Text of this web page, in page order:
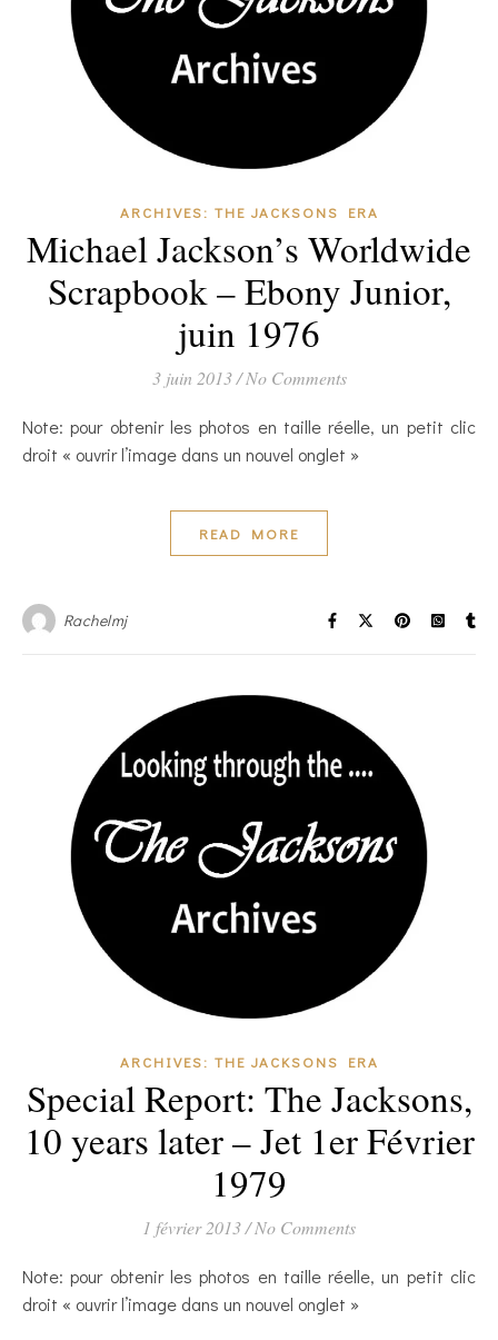
ARCHIVES: THE JACKSONS ERA
Michael Jackson’s Worldwide
Scrapbook – Ebony Junior,
juin 1976
3 juin 2013 / No Comments
Note: pour obtenir les photos en taille réelle, un petit clic
droit « ouvrir l’image dans un nouvel onglet »
READ MORE
Rachelmj
ARCHIVES: THE JACKSONS ERA
Special Report: The Jacksons,
10 years later – Jet 1er Février
1979
1 février 2013/ No Comments
Note: pour obtenir les photos en taille réelle, un petit clic
droit « ouvrir l’image dans un nouvel onglet »